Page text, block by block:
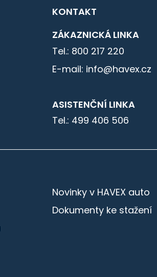
KONTAKT
ZÁKAZNICKÁ LINKA
Tel.: 800 217 220
E-mail: info@havex.cz
ASISTENČNÍ LINKA
Tel.: 499 406 506
Novinky v HAVEX auto
Dokumenty ke stažení